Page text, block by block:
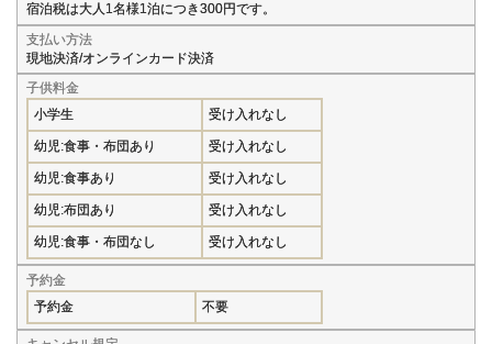
宿泊税は大人1名様1泊につき300円です。
支払い方法
現地決済/オンラインカード決済
子供料金
小学生
受け入れなし
幼児:食事・布団あり 受け入れなし
幼児:食事あり 受け入れなし
幼児:布団あり 受け入れなし
幼児:食事・布団なし 受け入れなし
予約金
予約金
不要